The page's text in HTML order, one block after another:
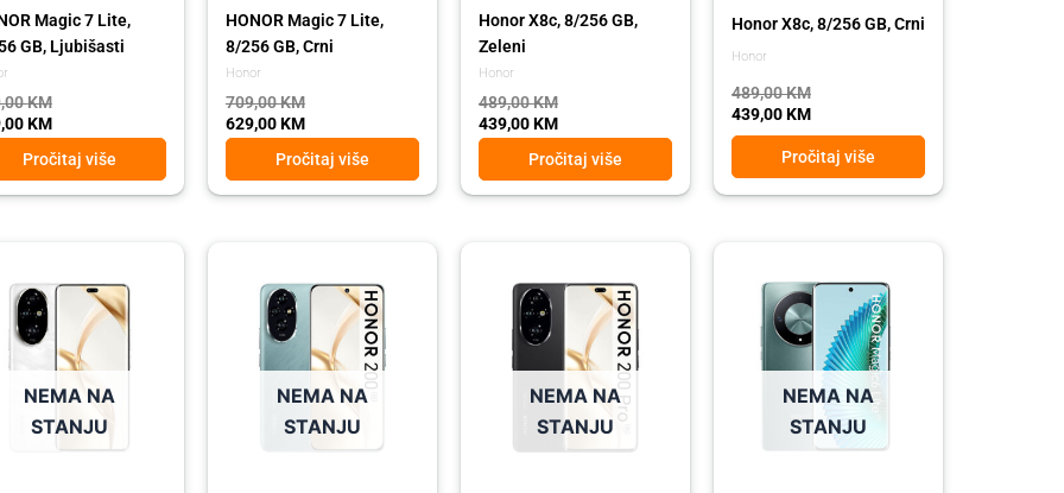
Magic 7 Lite,
GB, Ljubišasti
KM
KM
Pročitaj više
Honor
HONOR Magic 7 Lite,
8/256 GB, Crni
709,00KM
629,00KM
Pročitaj više
Honor
Honor X8c, 8/256 GB,
Zeleni
489,00KM
439,00KM
Pročitaj više
Honor
Honor X8c, 8/256 GB, Crni
489,00KM
439,00KM
Pročitaj više
NEMA NA
STANJU
KM.
KM.
NEMA NA
STANJU
1.289,00 KM.
1.149,00 KM.
NEMA NA
STANJU
1.679,00 KM.
1.499,00 KM.
NEMA NA
STANJU
was:
639,00 KM.
569,00 KM.